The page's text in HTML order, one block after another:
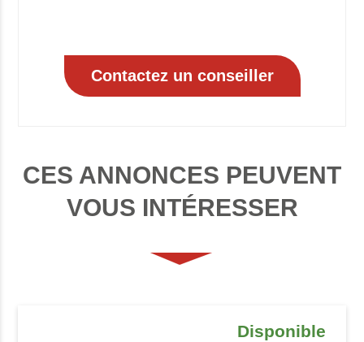
CES ANNONCES PEUVENT
VOUS INTÉRESSER
Disponible